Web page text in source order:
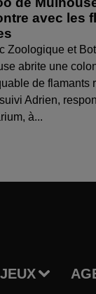
avec les
Zoologique et
abrite une
de flamants
Adrien,
à...
JEUX